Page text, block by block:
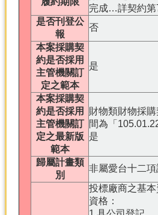
完成…詳契約第
是否刊登公
報
否
本案採購契
約是否採用
主管機關訂
定之範本
是
本案採購契
約是否採用
主管機關訂
定之最新版
範本
財物類財物採
間為「105.01.22
是
歸屬計畫類
別
非屬愛台十二
投標廠商之基
資格：